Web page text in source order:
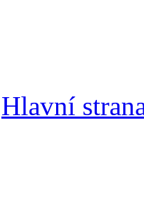
Hlavní